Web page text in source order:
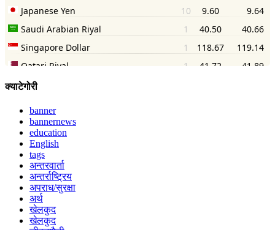
क्याटेगोरी
banner
bannernews
education
English
tags
अन्तरवार्ता
अन्तर्राष्ट्रिय
अपराध/सुरक्षा
अर्थ
खेलकुद
खेलकुद